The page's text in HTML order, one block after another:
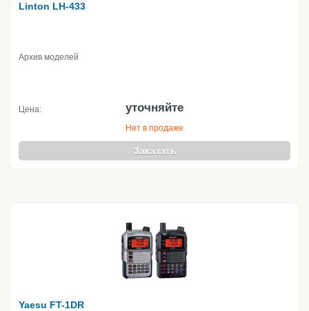
Linton LH-433
Архив моделей
Цена: уточняйте
Нет в продаже
Заказать
Yaesu FT-1DR